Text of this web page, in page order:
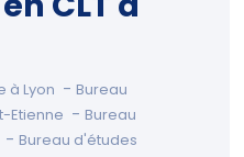
CLT à
à Lyon - Bureau
Etienne
- Bureau
- Bureau d'études